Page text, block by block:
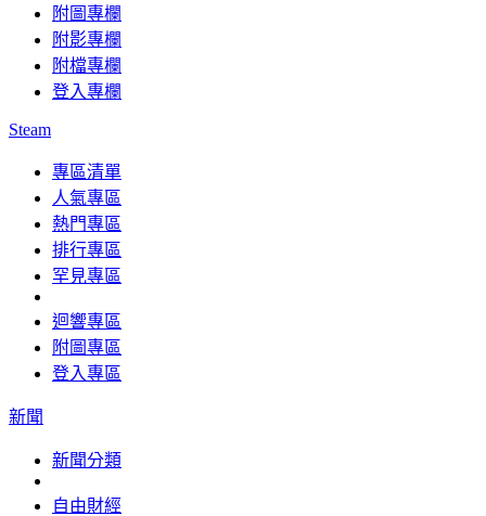
附圖專欄
附影專欄
附檔專欄
登入專欄
Steam
專區清單
人氣專區
熱門專區
排行專區
罕見專區
迴響專區
附圖專區
登入專區
新聞
新聞分類
自由財經